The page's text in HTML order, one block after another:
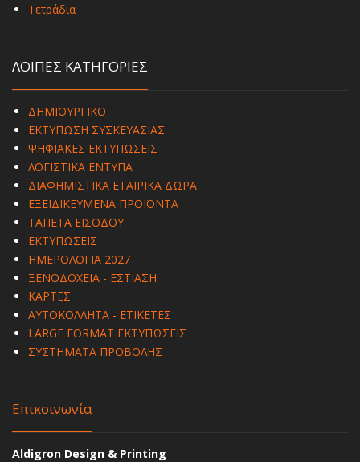
Τετράδια
ΛΟΙΠΕΣ ΚΑΤΗΓΟΡΙΕΣ
ΔΗΜΙΟΥΡΓΙΚΟ
ΕΚΤΥΠΩΣΗ ΣΥΣΚΕΥΑΣΙΑΣ
ΨΗΦΙΑΚΕΣ ΕΚΤΥΠΩΣΕΙΣ
ΛΟΓΙΣΤΙΚΑ ΕΝΤΥΠΑ
ΔΙΑΦΗΜΙΣΤΙΚΑ ΕΤΑΙΡΙΚΑ ΔΩΡΑ
ΕΞΕΙΔΙΚΕΥΜΕΝΑ ΠΡΟΪΟΝΤΑ
ΤΑΠΕΤΑ ΕΙΣΟΔΟΥ
ΕΚΤΥΠΩΣΕΙΣ
ΗΜΕΡΟΛΟΓΙΑ 2027
ΞΕΝΟΔΟΧΕΙΑ - ΕΣΤΙΑΣΗ
ΚΑΡΤΕΣ
ΑΥΤΟΚΟΛΛΗΤΑ - ΕΤΙΚΕΤΕΣ
LARGE FORMAT ΕΚΤΥΠΩΣΕΙΣ
ΣΥΣΤΗΜΑΤΑ ΠΡΟΒΟΛΗΣ
Επικοινωνία
Aldigron Design & Printing